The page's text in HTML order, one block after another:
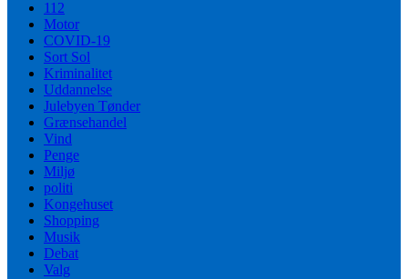
112
Motor
COVID-19
Sort Sol
Kriminalitet
Uddannelse
Julebyen Tønder
Grænsehandel
Vind
Penge
Miljø
politi
Kongehuset
Shopping
Musik
Debat
Valg